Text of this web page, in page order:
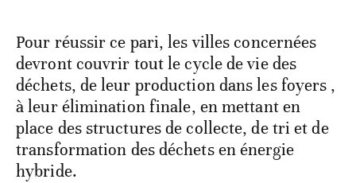
Pour réussir ce pari, les villes concernées
devront couvrir tout le cycle de vie des
déchets, de leur production dans les foyers ,
à leur élimination finale, en mettant en
place des structures de collecte, de tri et de
transformation des déchets en énergie
hybride.